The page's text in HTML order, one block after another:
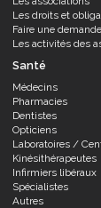
Les droits et
Faire une
Les activités des
Santé
Médecins
Pharmacies
Dentistes
Opticiens
Laboratoires /
Kinésithérapeutes
Infirmiers libéraux
Spécialistes
Autres